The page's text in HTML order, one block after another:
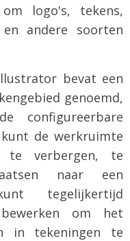
om logo's, tekens,
andere soorten
bevat een
genoemd,
configureerbare
de werkruimte
te verbergen, te
naar een
tegelijkertijd
om het
in tekeningen te